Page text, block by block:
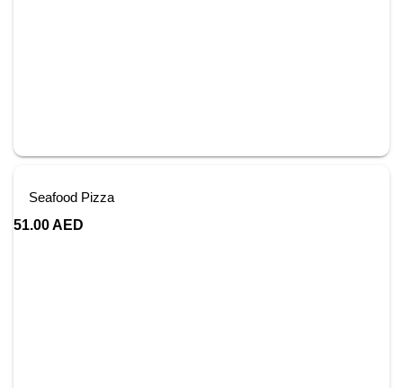
Seafood Pizza
51.00AED